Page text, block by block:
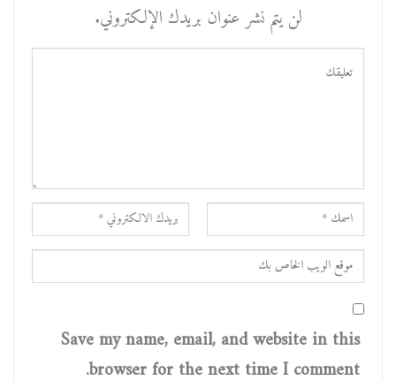
لن يتم نشر عنوان بريدك الإلكتروني.
Save my name, email, and website in this
browser for the next time I comment.